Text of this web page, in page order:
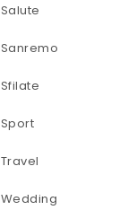
Salute
Sanremo
Sfilate
Sport
Travel
Wedding